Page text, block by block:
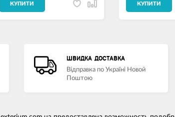
КУПИТИ КУПИТИ
ШВИДКА ДОСТАВКА
Відправка по Україні Новой
Поштою